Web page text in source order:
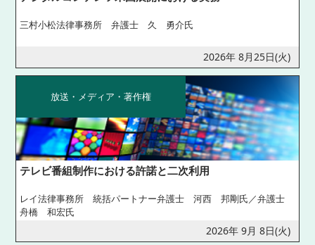
三村小松法律事務所 弁護士 久 勇介氏
2026年 8月25日(火)
放送・メディア・著作権
テレビ番組制作における許諾と二次利用
レイ法律事務所 統括パートナー弁護士 河西 邦剛氏／弁護士
舟橋 和宏氏
2026年 9月 8日(火)